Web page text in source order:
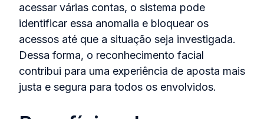
acessar várias contas, o sistema pode
identificar essa anomalia e bloquear os
acessos até que a situação seja investigada.
Dessa forma, o reconhecimento facial
contribui para uma experiência de aposta mais
justa e segura para todos os envolvidos.